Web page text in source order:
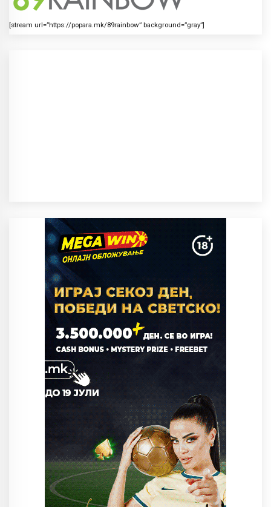
[stream url=”https://popara.mk/89rainbow” background=”gray”]